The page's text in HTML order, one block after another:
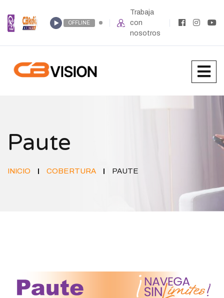
OFFLINE
Trabaja
con
nosotros
Paute
INICIO COBERTURA PAUTE